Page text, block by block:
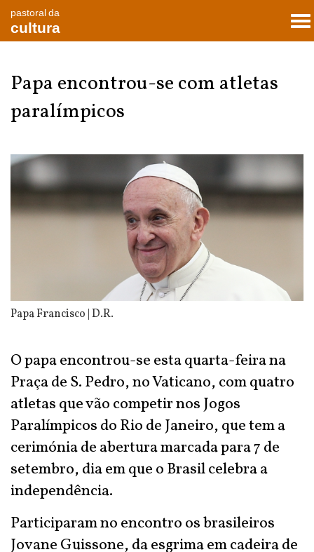
pastoral da
cultura
Papa encontrou-se com atletas
paralímpicos
Papa Francisco | D.R.
O papa encontrou-se esta quarta-feira na
Praça de S. Pedro, no Vaticano, com quatro
atletas que vão competir nos Jogos
Paralímpicos do Rio de Janeiro, que tem a
cerimónia de abertura marcada para 7 de
setembro, dia em que o Brasil celebra a
independência.
Participaram no encontro os brasileiros
Jovane Guissone, da esgrima em cadeira de